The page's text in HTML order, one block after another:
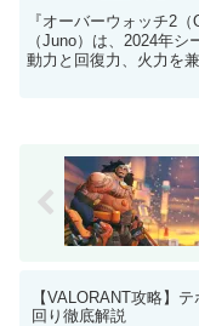
『オーバーウォッチ2
（Juno）は、2024年
動力と回復力、火力を
【VALORANT攻略】
回り徹底解説